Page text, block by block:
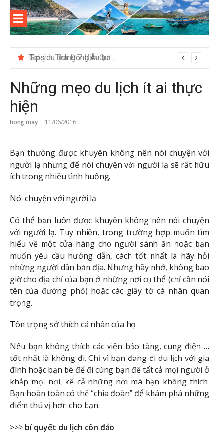
Skip
content
Kinh
nghiệm
du lịch
Côn Đảo
Thông tin và kinh nghiệm khi du lịch Côn Đảo
Tips du lịch Đông Âu trở nên trọn vẹn hơn
Những mẹo du lịch ít ai thực
hiện
hong may 11/06/2016
Bạn thường được khuyên không nên nói chuyện với
người lạ nhưng để nói chuyện với người lạ sẽ rất hữu
ích trong nhiều tình huống.
Nói chuyện với người lạ
Có thể bạn luôn được khuyên không nên nói chuyện
với người lạ. Tuy nhiên, trong trường hợp muốn tìm
hiểu về một cửa hàng cho người sành ăn hoặc bạn
muốn yêu cầu hướng dẫn, cách tốt nhất là hãy hỏi
những người dân bản địa. Nhưng hãy nhớ, không bao
giờ cho địa chỉ của bạn ở những nơi cụ thể (chỉ cần nói
tên của đường phố) hoặc các giấy tờ cá nhân quan
trọng.
Tôn trọng sở thích cá nhân của họ
Nếu bạn không thích các viện bảo tàng, cung điện …
tốt nhất là không đi. Chỉ vì bạn đang đi du lịch với gia
đình hoặc bạn bè để đi cùng bạn để tất cả mọi người ở
khắp mọi nơi, kể cả những nơi mà bạn không thích.
Bạn hoàn toàn có thể “chia đoàn” để khám phá những
điểm thú vị hơn cho bạn.
>>> bí quyết du lịch côn đảo